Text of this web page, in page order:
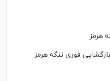
فوری تنگه هرمز